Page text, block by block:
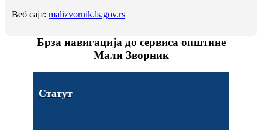
Веб сајт: malizvornik.ls.gov.rs
Брза навигација до сервиса општине
Мали Зворник
Статут